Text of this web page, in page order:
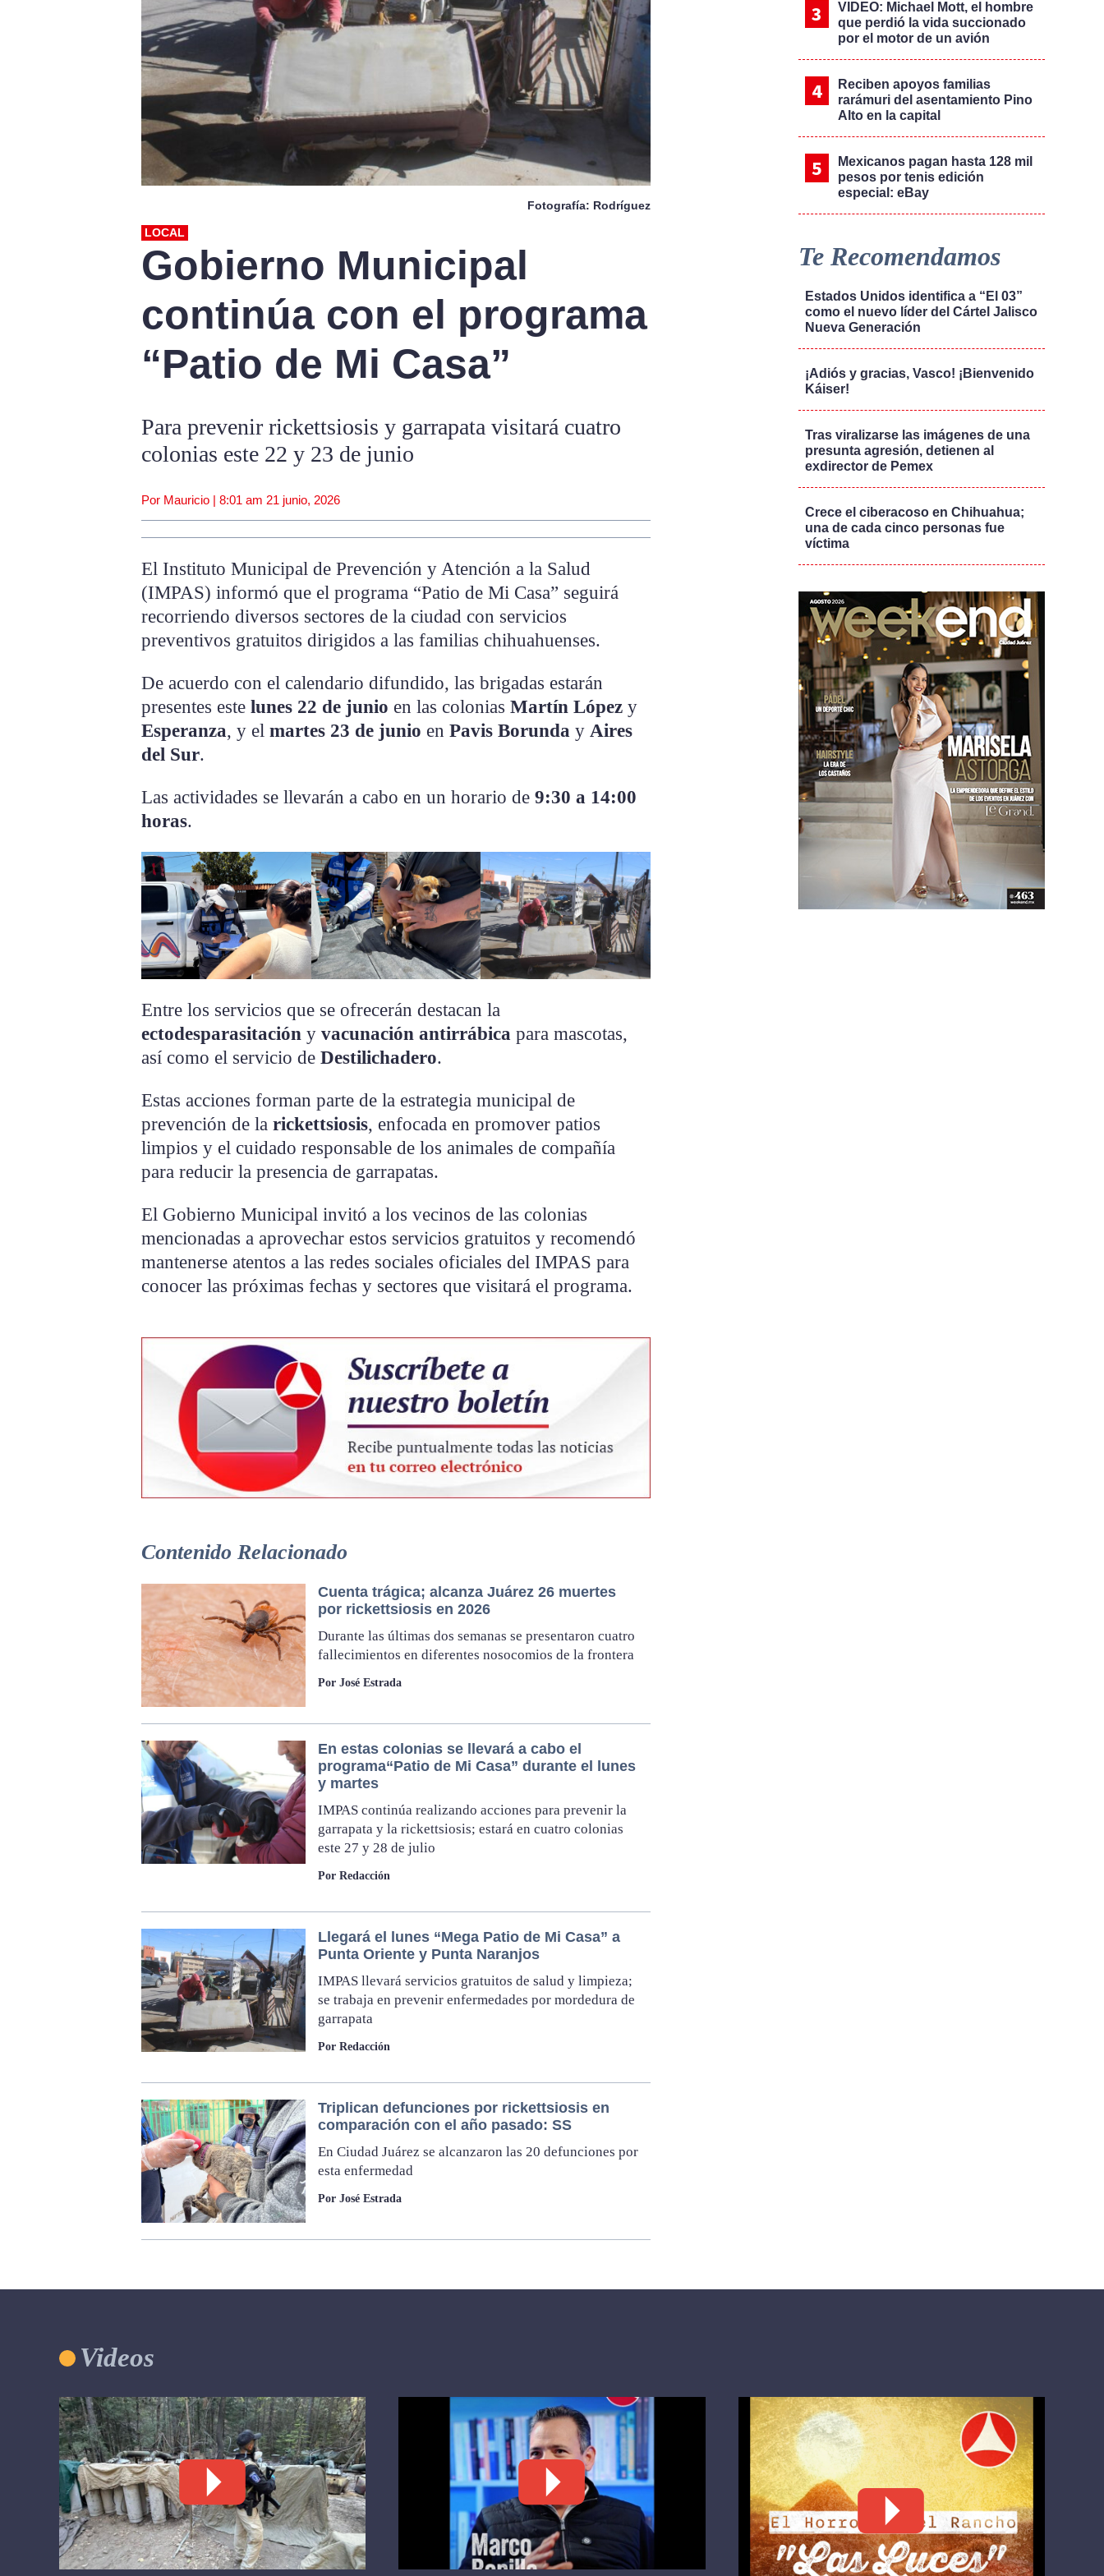
Fotografía: Rodríguez
LOCAL
Gobierno Municipal
continúa con el programa
“Patio de Mi Casa”
Para prevenir rickettsiosis y garrapata visitará cuatro
colonias este 22 y 23 de junio
Por Mauricio | 8:01 am 21 junio, 2026
El Instituto Municipal de Prevención y Atención a la Salud
(IMPAS) informó que el programa “Patio de Mi Casa” seguirá
recorriendo diversos sectores de la ciudad con servicios
preventivos gratuitos dirigidos a las familias chihuahuenses.
De acuerdo con el calendario difundido, las brigadas estarán
presentes este lunes 22 de junio en las colonias Martín López y
Esperanza, y el martes 23 de junio en Pavis Borunda y Aires
del Sur.
Las actividades se llevarán a cabo en un horario de 9:30 a 14:00
horas.
Entre los servicios que se ofrecerán destacan la
ectodesparasitación y vacunación antirrábica para mascotas,
así como el servicio de Destilichadero.
Estas acciones forman parte de la estrategia municipal de
prevención de la rickettsiosis, enfocada en promover patios
limpios y el cuidado responsable de los animales de compañía
para reducir la presencia de garrapatas.
El Gobierno Municipal invitó a los vecinos de las colonias
mencionadas a aprovechar estos servicios gratuitos y recomendó
mantenerse atentos a las redes sociales oficiales del IMPAS para
conocer las próximas fechas y sectores que visitará el programa.
Contenido Relacionado
Cuenta trágica; alcanza Juárez 26 muertes
por rickettsiosis en 2026
Durante las últimas dos semanas se presentaron cuatro
fallecimientos en diferentes nosocomios de la frontera
Por José Estrada
En estas colonias se llevará a cabo el
programa“Patio de Mi Casa” durante el lunes
y martes
IMPAS continúa realizando acciones para prevenir la
garrapata y la rickettsiosis; estará en cuatro colonias
este 27 y 28 de julio
Por Redacción
Llegará el lunes “Mega Patio de Mi Casa” a
Punta Oriente y Punta Naranjos
IMPAS llevará servicios gratuitos de salud y limpieza;
se trabaja en prevenir enfermedades por mordedura de
garrapata
Por Redacción
Triplican defunciones por rickettsiosis en
comparación con el año pasado: SS
En Ciudad Juárez se alcanzaron las 20 defunciones por
esta enfermedad
Por José Estrada
VIDEO: Michael Mott, el hombre
que perdió la vida succionado
por el motor de un avión
Reciben apoyos familias
rarámuri del asentamiento Pino
Alto en la capital
Mexicanos pagan hasta 128 mil
pesos por tenis edición
especial: eBay
Te Recomendamos
Estados Unidos identifica a “El 03”
como el nuevo líder del Cártel Jalisco
Nueva Generación
¡Adiós y gracias, Vasco! ¡Bienvenido
Káiser!
Tras viralizarse las imágenes de una
presunta agresión, detienen al
exdirector de Pemex
Crece el ciberacoso en Chihuahua;
una de cada cinco personas fue
víctima
Videos